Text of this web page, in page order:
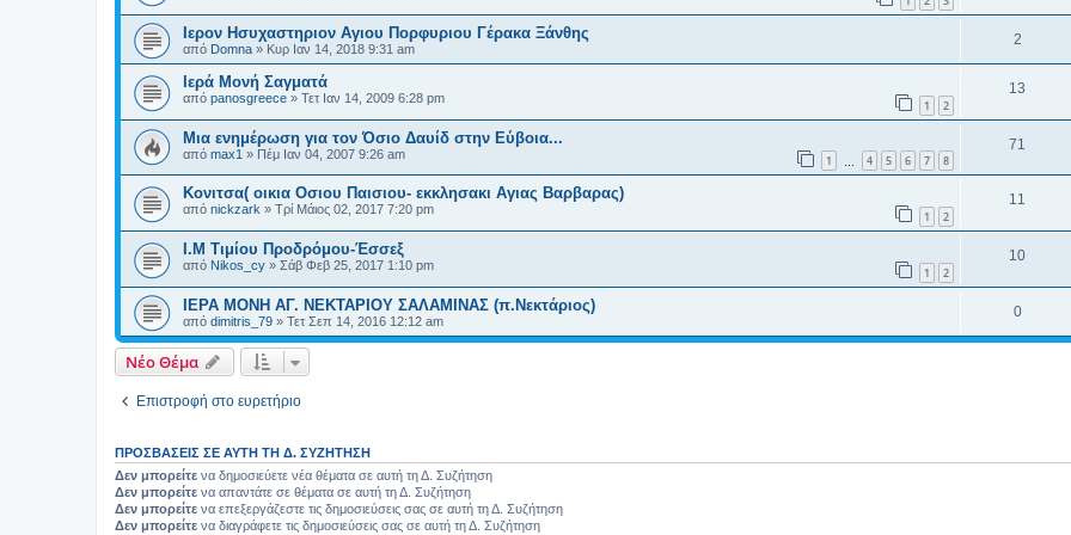
Ιερον Ησυχαστηριον Αγιου Πορφυριου Γέρακα Ξάνθης
από Domna » Κυρ Ιαν 14, 2018 9:31 am
2
Ιερά Μονή Σαγματά
από panosgreece » Τετ Ιαν 14, 2009 6:28 pm 1 2
13
Μια ενημέρωση για τον Όσιο Δαυίδ στην Εύβοια...
από max1 » Πέμ Ιαν 04, 2007 9:26 am 1 4 5 6 7 8
71
Κονιτσα( οικια Οσιου Παισιου- εκκλησακι Αγιας Βαρβαρας)
από nickzark » Τρί Μάιος 02, 2017 7:20 pm 1 2
11
Ι.Μ Τιμίου Προδρόμου-Έσσεξ
από Nikos_cy » Σάβ Φεβ 25, 2017 1:10 pm 1 2
10
ΙΕΡΑ ΜΟΝΗ ΑΓ. ΝΕΚΤΑΡΙΟΥ ΣΑΛΑΜΙΝΑΣ (π.Νεκτάριος)
από dimitris_79 » Τετ Σεπ 14, 2016 12:12 am
0
Νέο Θέμα
Επιστροφή στο ευρετήριο
ΠΡΟΣΒΆΣΕΙΣ ΣΕ ΑΥΤΉ ΤΗ Δ. ΣΥΖΉΤΗΣΗ
Δεν μπορείτε να δημοσιεύετε νέα θέματα σε αυτή τη Δ. Συζήτηση
Δεν μπορείτε να απαντάτε σε θέματα σε αυτή τη Δ. Συζήτηση
Δεν μπορείτε να επεξεργάζεστε τις δημοσιεύσεις σας σε αυτή τη Δ. Συζήτηση
Δεν μπορείτε να διαγράφετε τις δημοσιεύσεις σας σε αυτή τη Δ. Συζήτηση